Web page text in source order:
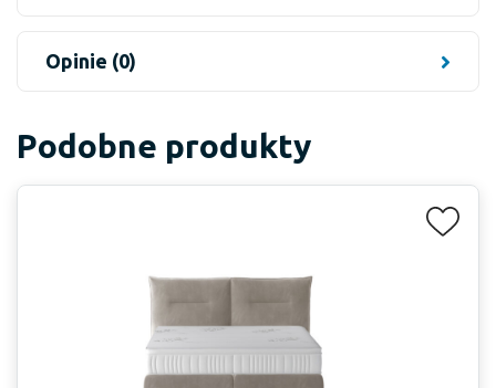
Opinie (0)
Podobne produkty